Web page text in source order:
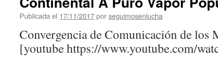
Publicada el 17/11/2017porseguimosenlucha
Convergencia de Comunicación de los
[youtube https://www.youtube.com/